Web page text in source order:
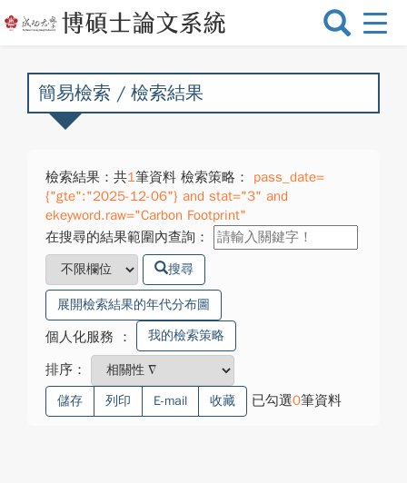
選
換
簡易檢索 / 檢索結果
檢索結果：共1筆資料 檢索策略：
pass_date=
{"gte":"2025-12-06"} and stat="3" and
ekeyword.raw="Carbon Footprint"
在搜尋的結果範圍內查詢：
搜尋
展開檢索結果的年代分布圖
個人化服務 ： 我的檢索策略
排序：
儲存 列印 E-mail 收藏 已勾選0筆資料